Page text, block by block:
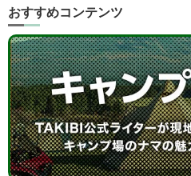
おすすめコンテンツ